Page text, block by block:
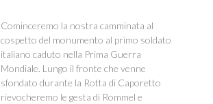
Cominceremo la nostra camminata al
cospetto del monumento al primo soldato
italiano caduto nella Prima Guerra
Mondiale. Lungo il fronte che venne
sfondato durante la Rotta di Caporetto
rievocheremo le gesta di Rommel e